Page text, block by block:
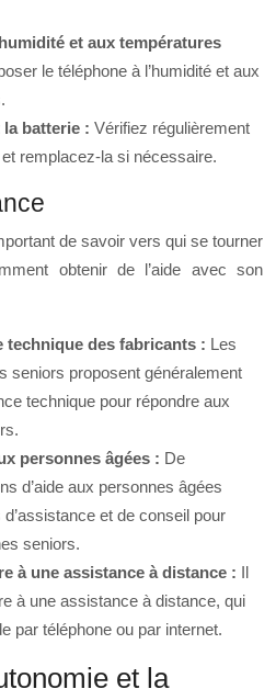
et aux températures
le téléphone à l’humidité et aux
batterie : Vérifiez régulièrement
remplacez-la si nécessaire.
de savoir vers qui se tourner
obtenir de l’aide avec son
technique des fabricants : Les
seniors proposent généralement
technique pour répondre aux
personnes âgées : De
d’aide aux personnes âgées
et de conseil pour
seniors.
à une assistance à distance : Il
à une assistance à distance, qui
par téléphone ou par internet.
et la